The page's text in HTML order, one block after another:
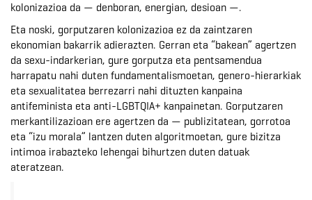
kolonizazioa da — denboran, energian, desioan —.
Eta noski, gorputzaren kolonizazioa ez da zaintzaren
ekonomian bakarrik adierazten. Gerran eta “bakean” agertzen
da sexu-indarkerian, gure gorputza eta pentsamendua
harrapatu nahi duten fundamentalismoetan, genero-hierarkiak
eta sexualitatea berrezarri nahi dituzten kanpaina
antifeminista eta anti-LGBTQIA+ kanpainetan. Gorputzaren
merkantilizazioan ere agertzen da — publizitatean, gorrotoa
eta “izu morala” lantzen duten algoritmoetan, gure bizitza
intimoa irabazteko lehengai bihurtzen duten datuak
ateratzean.